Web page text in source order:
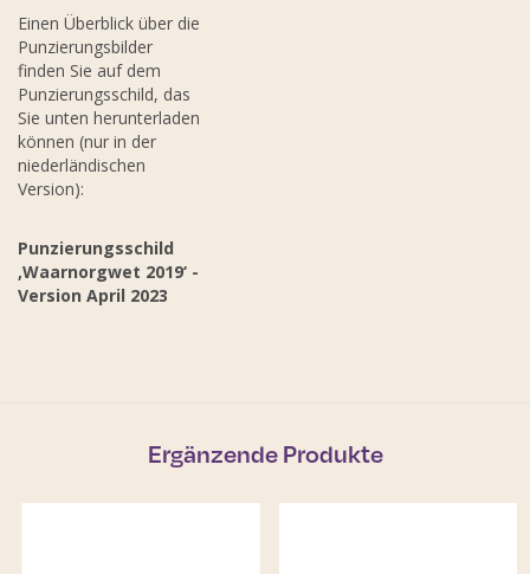
Einen Überblick über die
Punzierungsbilder
finden Sie auf dem
Punzierungsschild, das
Sie unten herunterladen
können (nur in der
niederländischen
Version):
Punzierungsschild
‚Waarnorgwet 2019‘ -
Version April 2023
Ergänzende Produkte